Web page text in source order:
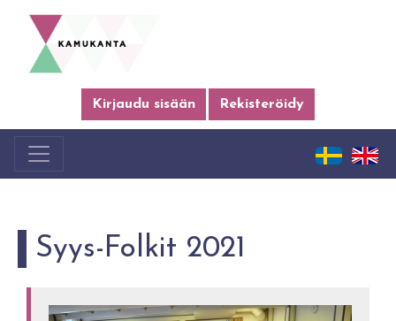
Kirjaudu sisään Rekisteröidy
Syys-Folkit 2021